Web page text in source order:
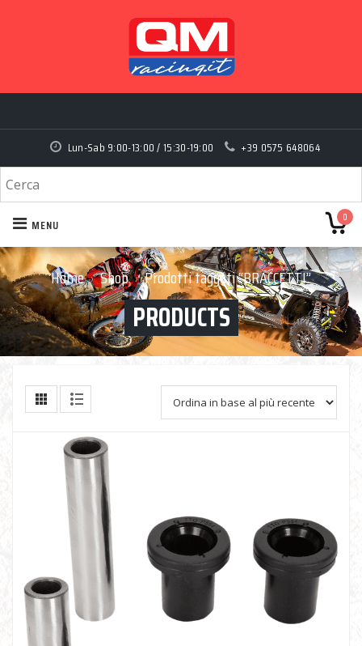
Lun-Sab 9:00-13:00 / 15:30-19:00 +39 0575 648064
0
MENU
Home › Shop › Prodotti taggati “BRACCETTI”
PRODUCTS